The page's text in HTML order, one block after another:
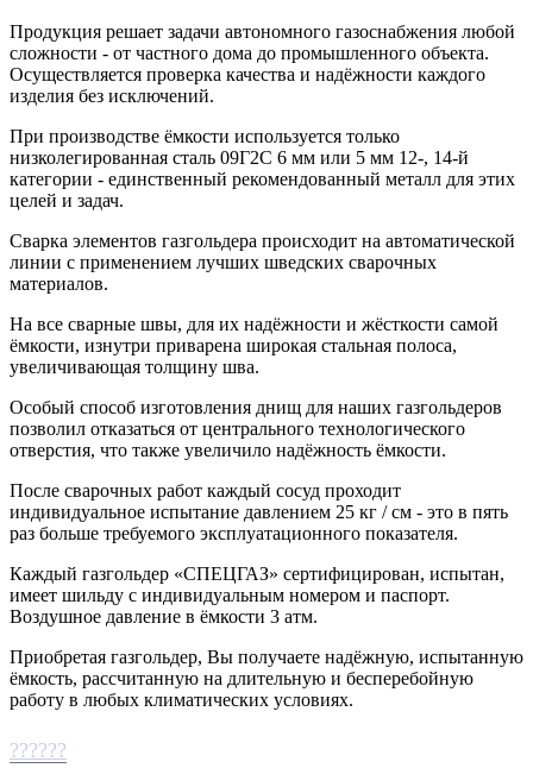
Продукция решает задачи автономного газоснабжения любой
сложности - от частного дома до промышленного объекта.
Осуществляется проверка качества и надёжности каждого
изделия без исключений.
При производстве ёмкости используется только
низколегированная сталь 09Г2С 6 мм или 5 мм 12-, 14-й
категории - единственный рекомендованный металл для этих
целей и задач.
Сварка элементов газгольдера происходит на автоматической
линии с применением лучших шведских сварочных
материалов.
На все сварные швы, для их надёжности и жёсткости самой
ёмкости, изнутри приварена широкая стальная полоса,
увеличивающая толщину шва.
Особый способ изготовления днищ для наших газгольдеров
позволил отказаться от центрального технологического
отверстия, что также увеличило надёжность ёмкости.
После сварочных работ каждый сосуд проходит
индивидуальное испытание давлением 25 кг / см - это в пять
раз больше требуемого эксплуатационного показателя.
Каждый газгольдер «СПЕЦГАЗ» сертифицирован, испытан,
имеет шильду с индивидуальным номером и паспорт.
Воздушное давление в ёмкости 3 атм.
Приобретая газгольдер, Вы получаете надёжную, испытанную
ёмкость, рассчитанную на длительную и бесперебойную
работу в любых климатических условиях.
??????